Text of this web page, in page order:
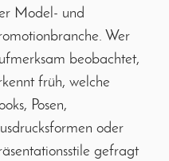
Model- und
Wer
beobachtet,
früh, welche
Posen,
oder
gefragt